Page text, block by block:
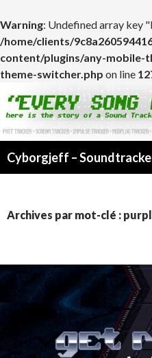
Warning: Undefined array key
/home/clients/
content/plugins/any-mobile-
theme-switcher.php on line
Cyborgjeff –
Archives par mot-clé :